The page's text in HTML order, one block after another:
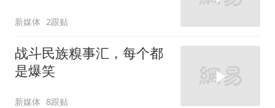
新媒体 2跟贴
战斗民族糗事汇，每个都
是爆笑
新媒体 8跟贴